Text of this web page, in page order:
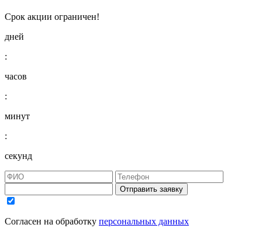
Срок акции ограничен!
дней
:
часов
:
минут
:
секунд
Отправить заявку
Согласен на обработку персональных данных